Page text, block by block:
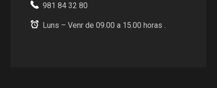
981 84 32 80
Luns – Venr de 09.00 a 15.00 horas .